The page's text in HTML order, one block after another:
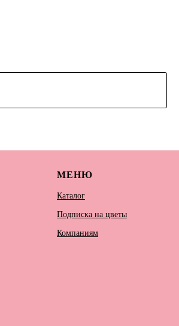
МЕНЮ
Каталог
Подписка на цветы
Компаниям